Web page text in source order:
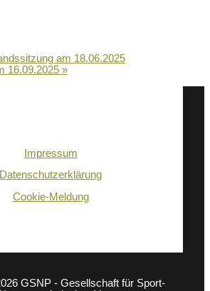
am 18.06.2025
16.09.2025 »
Impressum
Datenschutzerklärung
Cookie-Meldung
GSNP - Gesellschaft für Sport-